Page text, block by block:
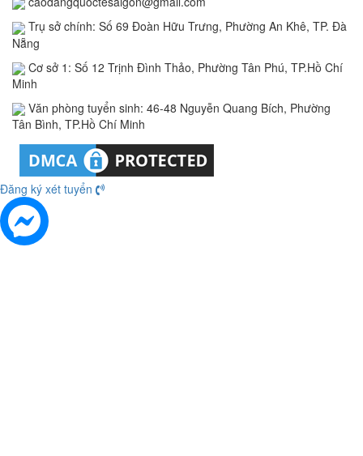
Trụ sở chính: Số 69 Đoàn Hữu Trưng, Phường An Khê, TP. Đà
Nẵng
Cơ sở 1: Số 12 Trịnh Đình Thảo, Phường Tân Phú, TP.Hồ Chí
Minh
Văn phòng tuyển sinh: 46-48 Nguyễn Quang Bích, Phường
Tân Bình, TP.Hồ Chí Minh
Đăng ký xét tuyển